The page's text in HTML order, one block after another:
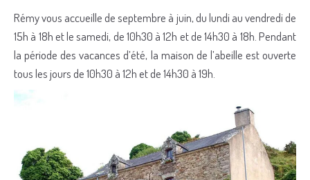
Rémy vous accueille de septembre à juin, du lundi au vendredi de
15h à 18h et le samedi, de 10h30 à 12h et de 14h30 à 18h. Pendant
la période des vacances d’été, la maison de l’abeille est ouverte
tous les jours de 10h30 à 12h et de 14h30 à 19h.